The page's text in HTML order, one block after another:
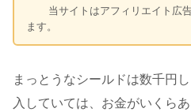
当サイトはアフィリエイト広告
ます。
まっとうなシールドは数千円
入していては、お金がいくら